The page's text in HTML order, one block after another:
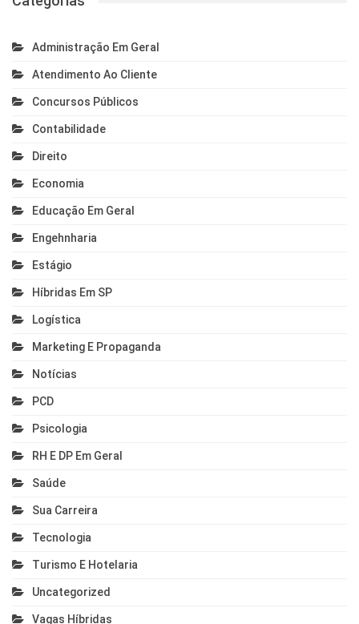
Administração Em Geral
Atendimento Ao Cliente
Concursos Públicos
Contabilidade
Direito
Economia
Educação Em Geral
Engehnharia
Estágio
Híbridas Em SP
Logística
Marketing E Propaganda
Notícias
PCD
Psicologia
RH E DP Em Geral
Saúde
Sua Carreira
Tecnologia
Turismo E Hotelaria
Uncategorized
Vagas Híbridas